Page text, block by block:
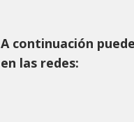
A continuación
en las redes: